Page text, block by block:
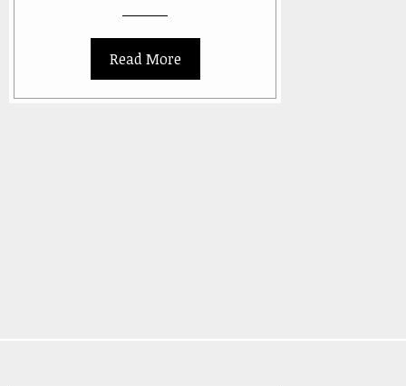
Read More